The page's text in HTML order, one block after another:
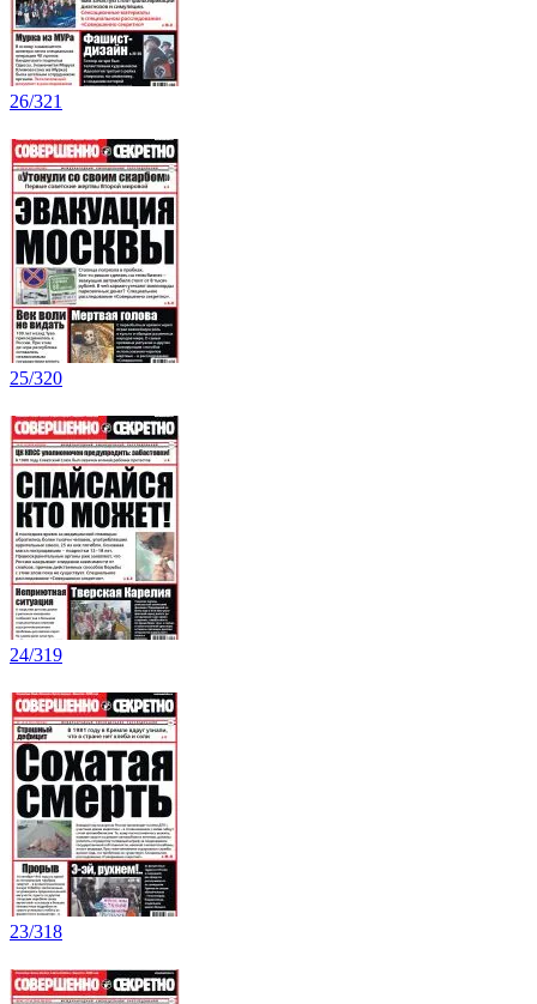
26/321
25/320
24/319
23/318